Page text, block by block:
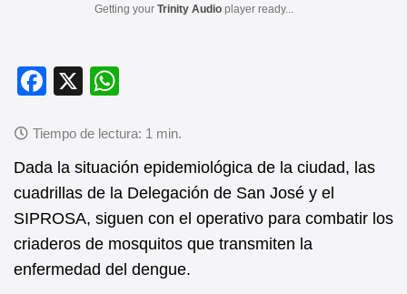
Getting your Trinity Audio player ready...
F
c
e
b
o
o
k
X
at
s
A
p
p
Dada la situación epidemiológica de la ciudad, las
cuadrillas de la Delegación de San José y el
SIPROSA, siguen con el operativo para combatir los
criaderos de mosquitos que transmiten la
enfermedad del dengue.